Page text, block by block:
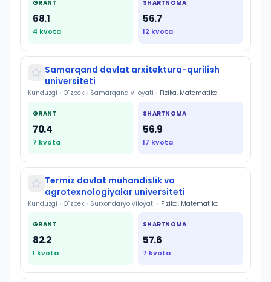
GRANT
68.1
4 kvota
SHARTNOMA
56.7
12 kvota
Samarqand davlat arxitektura-qurilish
universiteti
Kunduzgi • O`zbek • Samarqand viloyati • Fizika, Matematika
GRANT
70.4
7 kvota
SHARTNOMA
56.9
17 kvota
Termiz davlat muhandislik va
agrotexnologiyalar universiteti
Kunduzgi • O`zbek • Surxondaryo viloyati • Fizika, Matematika
GRANT
82.2
1 kvota
SHARTNOMA
57.6
7 kvota